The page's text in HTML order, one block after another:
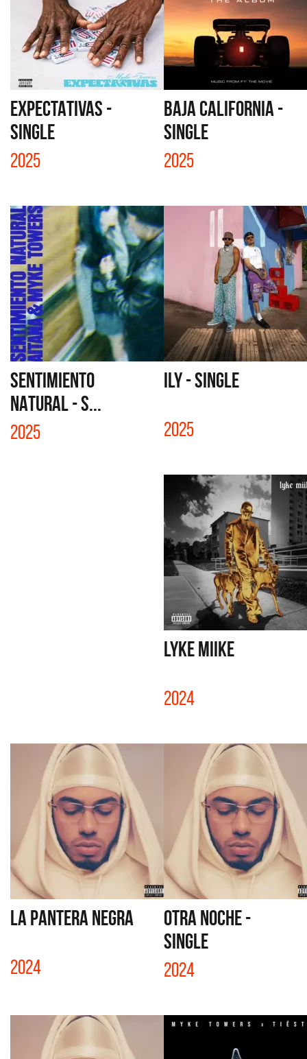
EXPECTATIVAS -
SINGLE
2025
BAJA CALIFORNIA -
SINGLE
2025
SENTIMIENTO
NATURAL - S...
2025
ILY - SINGLE
2025
LYKE MIIKE
2024
LA PANTERA NEGRA
2024
OTRA NOCHE -
SINGLE
2024